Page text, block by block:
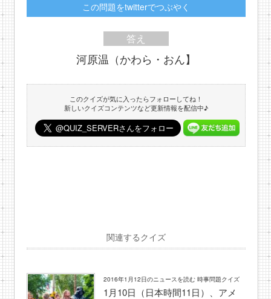
この問題をtwitterでつぶやく
答え
河原温（かわら・おん】
このクイズが気に入ったらフォローしてね！
新しいクイズコンテンツなど更新情報を配信中♪
関連するクイズ
2016年1月12日のニュースを読む 時事問題クイズ
1月10日（日本時間11日）、アメ